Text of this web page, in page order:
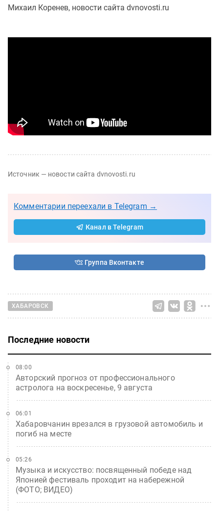
Михаил Коренев, новости сайта dvnovosti.ru
Источник — новости сайта dvnovosti.ru
Комментарии переехали в Telegram →
Канал в Telegram
Группа Вконтакте
ХАБАРОВСК
Последние новости
Авторский прогноз от профессионального
астролога на воскресенье, 9 августа
08:00
Хабаровчанин врезался в грузовой автомобиль и
погиб на месте
06:01
Музыка и искусство: посвященный победе над
Японией фестиваль проходит на набережной
(ФОТО; ВИДЕО)
05:26